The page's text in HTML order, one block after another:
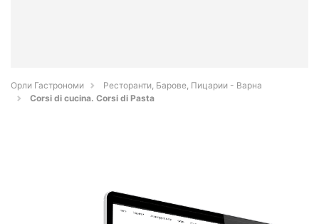
Орли Гастрономи
Ресторанти, Барове, Пицарии - Варна
Corsi di cucina. Corsi di Pasta